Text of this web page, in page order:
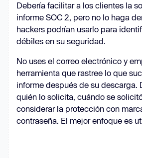
Debería facilitar a los clientes la
informe SOC 2, pero no lo haga
hackers podrían usarlo para
débiles en su seguridad.
No uses el correo electrónico y
herramienta que rastree lo que
informe después de su descarga.
quién lo solicita, cuándo se
considerar la protección con
contraseña. El mejor enfoque es